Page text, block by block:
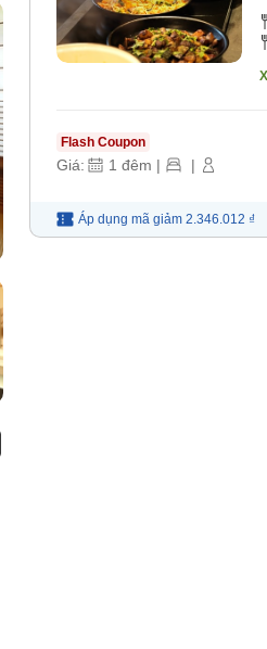
Flash Coupon
Giá: 1 đêm | |
Áp dụng mã giảm 2.346.012 ₫